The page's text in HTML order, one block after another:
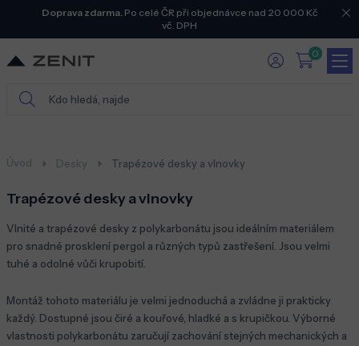
Doprava zdarma.Po celé ČR při objednávce nad 20 000 Kč
vč. DPH
0
Úvod Desky Trapézové desky a vlnovky
Trapézové desky a vlnovky
Vlnité a trapézové desky z polykarbonátu jsou ideálním materiálem
pro snadné prosklení pergol a různých typů zastřešení. Jsou velmi
tuhé a odolné vůči krupobití.
Montáž tohoto materiálu je velmi jednoduchá a zvládne ji prakticky
každý. Dostupné jsou čiré a kouřové, hladké a s krupičkou. Výborné
vlastnosti polykarbonátu zaručují zachování stejných mechanických a